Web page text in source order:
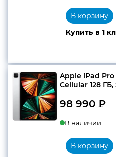
Купить в 1
В корзину
Apple iPad Pro
Cellular 128
98 990 ₽
В наличии
В корзину